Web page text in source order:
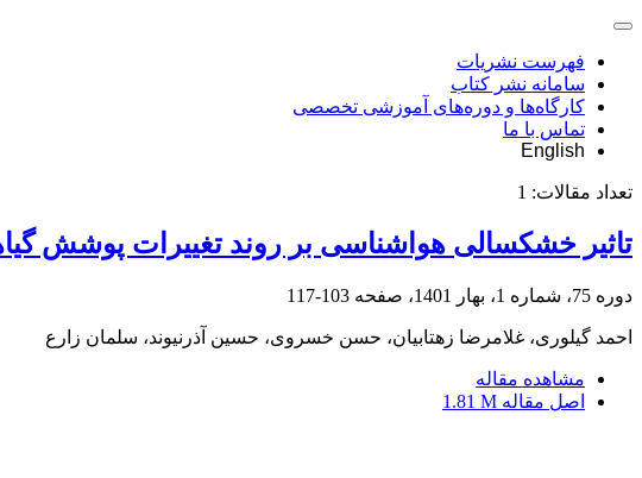
فهرست نشریات
سامانه نشر کتاب
کارگاه‌ها و دوره‌های آموزشی تخصصی
تماس با ما
English
تعداد مقالات: 1
تاثیر خشکسالی هواشناسی بر روند تغییرات پوشش
دوره 75، شماره 1، بهار 1401، صفحه 103-117
احمد گیلوری، غلامرضا زهتابیان، حسن خسروی، حسین آذرنیوند، سلمان زارع
مشاهده مقاله
اصل مقاله 1.81 M